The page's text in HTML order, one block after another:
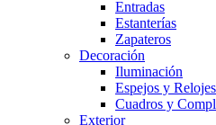
Entradas
Estanterías
Zapateros
Decoración
Iluminación
Espejos y Relojes
Cuadros y
Exterior